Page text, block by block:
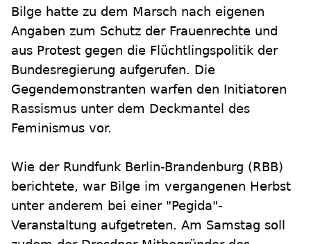
Bilge hatte zu dem Marsch nach eigenen
Angaben zum Schutz der Frauenrechte und
aus Protest gegen die Flüchtlingspolitik der
Bundesregierung aufgerufen. Die
Gegendemonstranten warfen den Initiatoren
Rassismus unter dem Deckmantel des
Feminismus vor.
Wie der Rundfunk Berlin-Brandenburg (RBB)
berichtete, war Bilge im vergangenen Herbst
unter anderem bei einer "Pegida"-
Veranstaltung aufgetreten. Am Samstag soll